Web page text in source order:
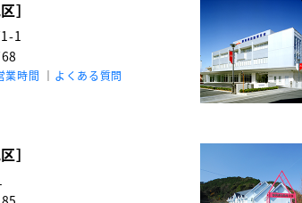
］
1
業時間 よくある質問
］